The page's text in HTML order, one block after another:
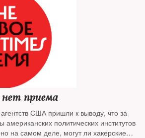
приема
США пришли к выводу, что за
американских политических институтов
на самом деле, могут ли хакерские